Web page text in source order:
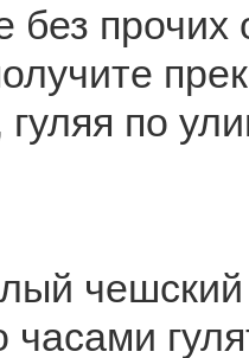
без прочих
гуляя по
чешский